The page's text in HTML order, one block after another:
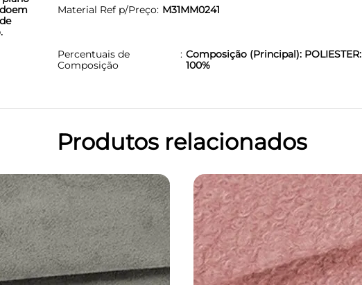
Material Ref p/Preço M31MM0241
Percentuais de
Composição
Composição (Principal): POLIESTER:
100%
Produtos relacionados